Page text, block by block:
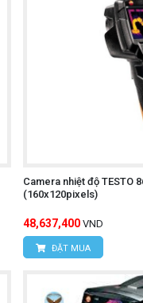
Camera nhiệt độ TESTO
(160x120pixels)
48,637,400 VND
ĐẶT MUA